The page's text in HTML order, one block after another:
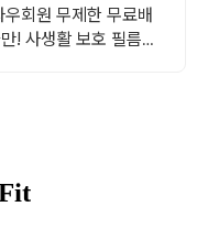
회원 무제한 무료배
! 사생활 보호 필름으